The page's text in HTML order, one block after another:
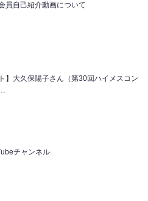
員自己紹介動画について
】大久保陽子さん（第30回ハイメスコン
チャンネル